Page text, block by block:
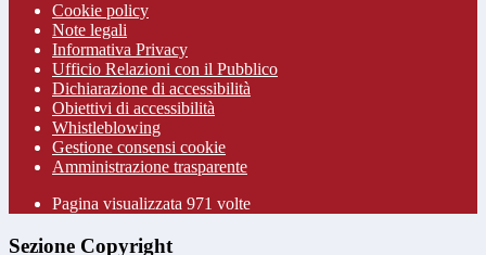
Cookie policy
Note legali
Informativa Privacy
Ufficio Relazioni con il Pubblico
Dichiarazione di accessibilità
Obiettivi di accessibilità
Whistleblowing
Gestione consensi cookie
Amministrazione trasparente
Pagina visualizzata 971 volte
Sezione Copyright